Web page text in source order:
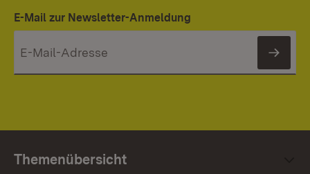
E-Mail zur Newsletter-Anmeldung
Themenübersicht